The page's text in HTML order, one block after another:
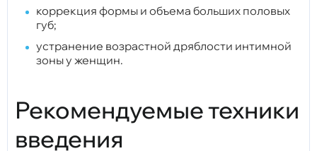
коррекция формы и объема больших половых
губ;
устранение возрастной дряблости интимной
зоны у женщин.
Рекомендуемые техники
введения